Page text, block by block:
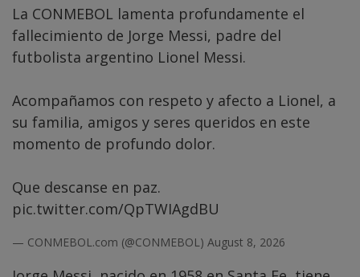
La CONMEBOL lamenta profundamente el
fallecimiento de Jorge Messi, padre del
futbolista argentino Lionel Messi.
Acompañamos con respeto y afecto a Lionel, a
su familia, amigos y seres queridos en este
momento de profundo dolor.
Que descanse en paz.
pic.twitter.com/QpTWIAgdBU
— CONMEBOL.com (@CONMEBOL) August 8, 2026